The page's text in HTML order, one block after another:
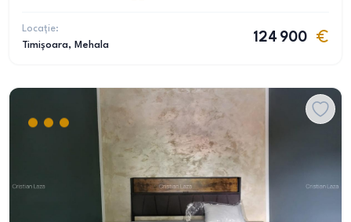
Locație:
Timișoara, Mehala
124 900